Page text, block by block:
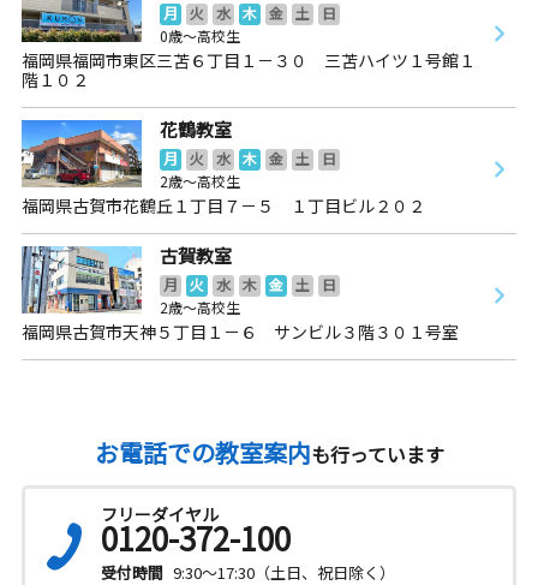
月 火 水 木 金 土
日
0歳～高校生
福岡県福岡市東区三苫６丁目１－３０ 三苫ハイツ１号館１
階１０２
花鶴教室
月 火 水 木 金 土
日
2歳～高校生
福岡県古賀市花鶴丘１丁目７－５ １丁目ビル２０２
古賀教室
月 火 水 木 金 土
日
2歳～高校生
福岡県古賀市天神５丁目１－６ サンビル３階３０１号室
お電話での教室案内も行っています
フリーダイヤル
0120-372-100
受付時間 9:30～17:30（土日、祝日除く）